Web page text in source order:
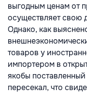
выгодным ценам от
осуществляет свою
Однако, как
товаров у
импортером в
якобы
пересекал, что